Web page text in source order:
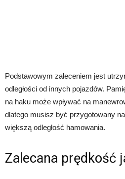
Podstawowym zaleceniem jest
odległości od innych pojazdów.
na haku może wpływać na
dlatego musisz być przygotowany
większą odległość hamowania.
Zalecana prędkość